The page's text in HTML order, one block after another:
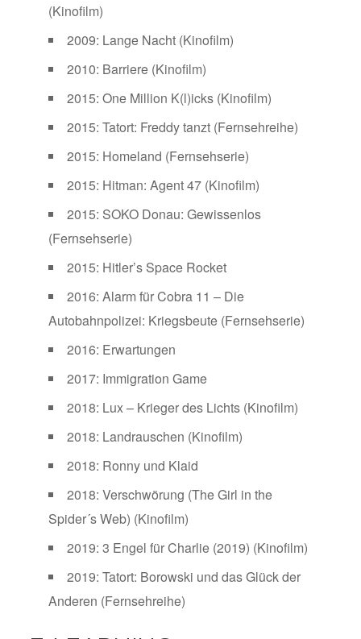
(Kinofilm)
2009: Lange Nacht (Kinofilm)
2010: Barriere (Kinofilm)
2015: One Million K(l)icks (Kinofilm)
2015: Tatort: Freddy tanzt (Fernsehreihe)
2015: Homeland (Fernsehserie)
2015: Hitman: Agent 47 (Kinofilm)
2015: SOKO Donau: Gewissenlos
(Fernsehserie)
2015: Hitler’s Space Rocket
2016: Alarm für Cobra 11 – Die
Autobahnpolizei: Kriegsbeute (Fernsehserie)
2016: Erwartungen
2017: Immigration Game
2018: Lux – Krieger des Lichts (Kinofilm)
2018: Landrauschen (Kinofilm)
2018: Ronny und Klaid
2018: Verschwörung (The Girl in the
Spider´s Web) (Kinofilm)
2019: 3 Engel für Charlie (2019) (Kinofilm)
2019: Tatort: Borowski und das Glück der
Anderen (Fernsehreihe)